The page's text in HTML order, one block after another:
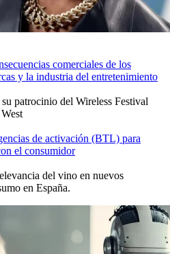
comerciales de los
y la industria del entretenimiento
patrocinio del Wireless Festival
de activación (BTL) para
el consumidor
del vino en nuevos
en España.